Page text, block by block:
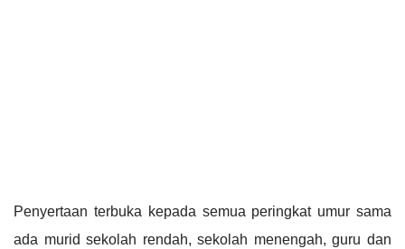
Penyertaan terbuka kepada semua peringkat umur sama
ada murid sekolah rendah, sekolah menengah, guru dan